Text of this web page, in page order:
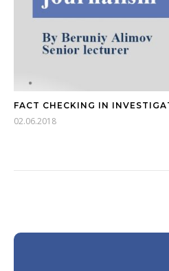
FACT CHECKING IN
02.06.2018